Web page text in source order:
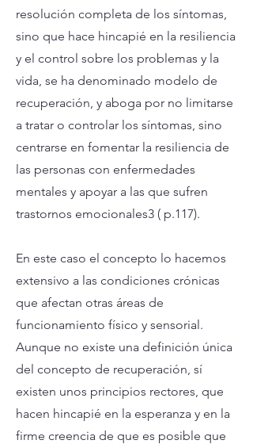
resolución completa de los síntomas,
sino que hace hincapié en la resiliencia
y el control sobre los problemas y la
vida, se ha denominado modelo de
recuperación, y aboga por no limitarse
a tratar o controlar los síntomas, sino
centrarse en fomentar la resiliencia de
las personas con enfermedades
mentales y apoyar a las que sufren
trastornos emocionales3 ( p.117).
En este caso el concepto lo hacemos
extensivo a las condiciones crónicas
que afectan otras áreas de
funcionamiento físico y sensorial.
Aunque no existe una definición única
del concepto de recuperación, sí
existen unos principios rectores, que
hacen hincapié en la esperanza y en la
firme creencia de que es posible que